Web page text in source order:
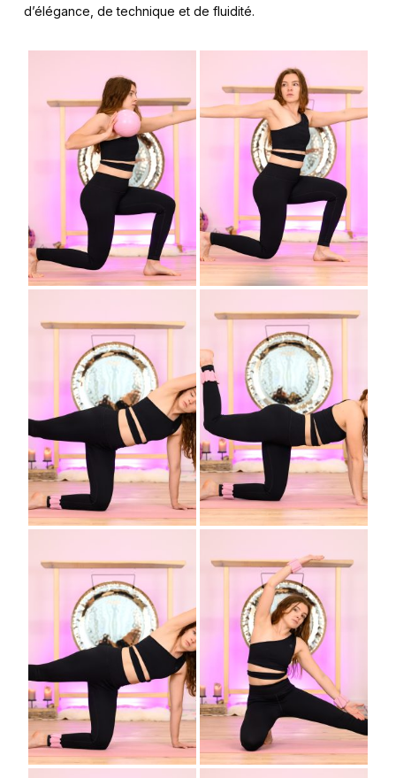
d’élégance, de technique et de fluidité.